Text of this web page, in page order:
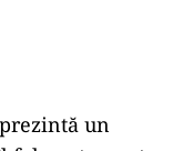
un